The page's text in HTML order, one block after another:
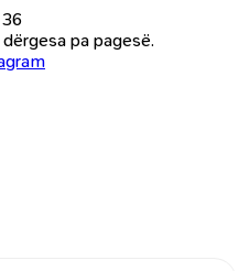
dërgesa pa pagesë.